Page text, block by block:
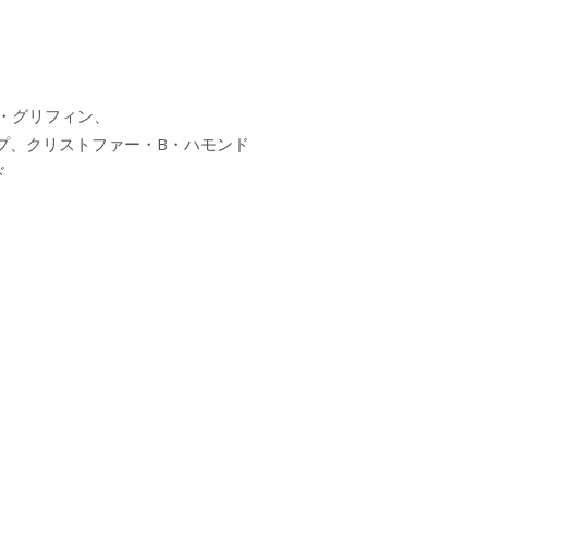
リフィン、
リストファー・B・ハモンド